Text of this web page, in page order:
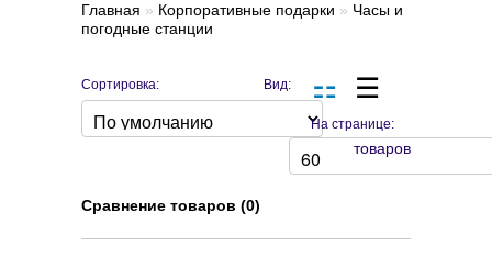
Главная » Корпоративные подарки » Часы и
погодные станции
Сортировка: Вид:
На странице:
товаров
Сравнение товаров (0)